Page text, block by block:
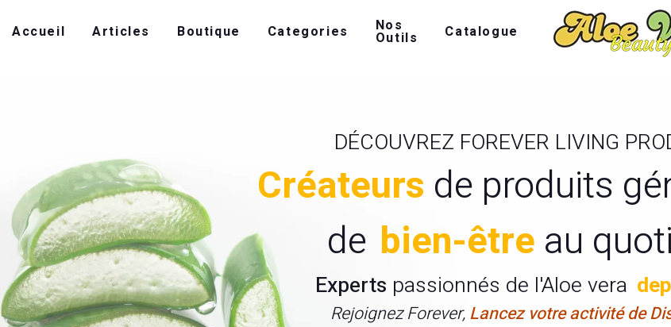
Accueil Articles Boutique Categories Nos
Outils Catalogue
DÉCOUVREZ FOREVER LIVING
Créateurs de produits
de bien-être au
Experts passionnés de l'Aloe vera
Rejoignez Forever,Lancez votre activité de